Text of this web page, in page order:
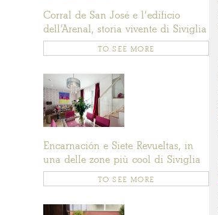
Corral de San José e l’edificio
dell’Arenal, storia vivente di Siviglia
TO SEE MORE
Encarnación e Siete Revueltas, in
una delle zone più cool di Siviglia
TO SEE MORE